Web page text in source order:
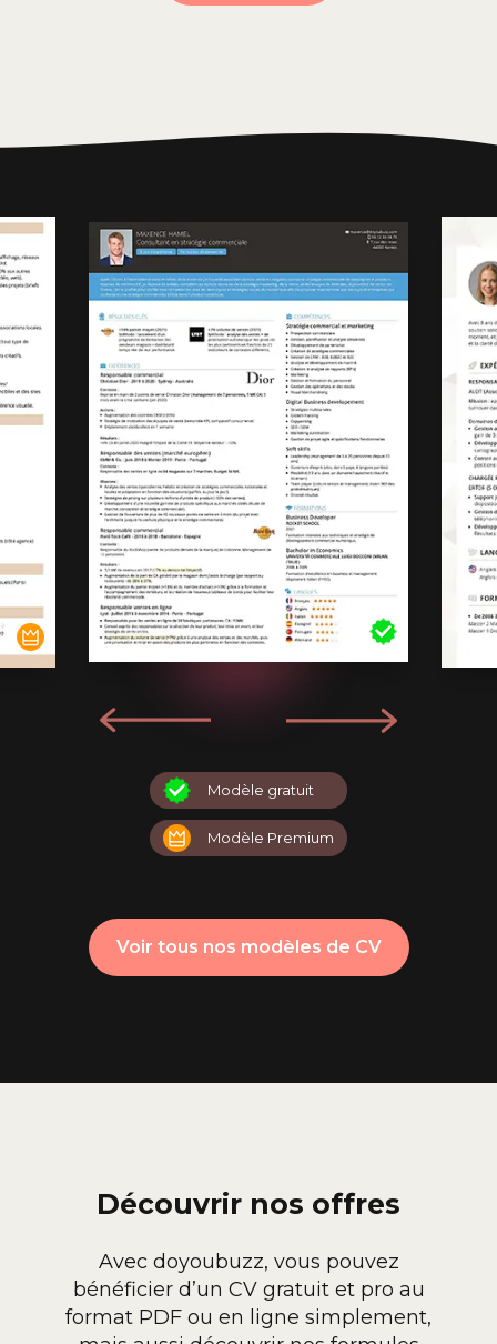
Modèle gratuit
Modèle Premium
Voir tous nos modèles de CV
Découvrir nos offres
Avec doyoubuzz, vous pouvez
bénéficier d’un CV gratuit et pro au
format PDF ou en ligne simplement,